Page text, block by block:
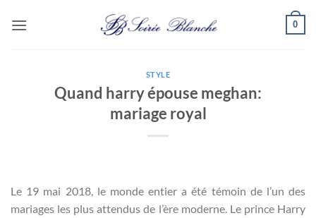
0
STYLE
Quand harry épouse meghan:
mariage royal
Le 19 mai 2018, le monde entier a été témoin de l’un des
mariages les plus attendus de l’ère moderne. Le prince Harry